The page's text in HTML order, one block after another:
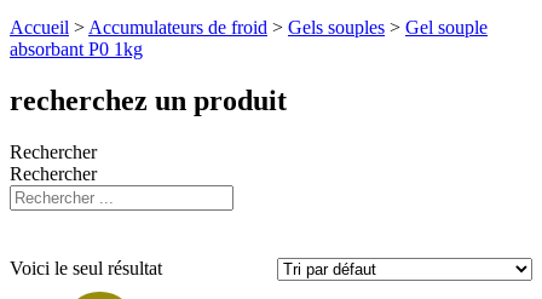
Accueil > Accumulateurs de froid > Gels souples > Gel souple
absorbant P0 1kg
recherchez un produit
Rechercher
Rechercher
Voici le seul résultat